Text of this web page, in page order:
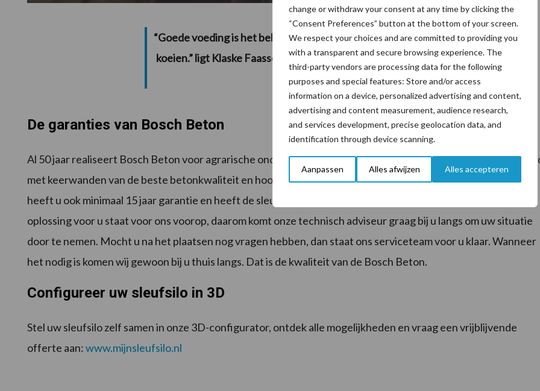
change or withdraw your consent at any time by clicking the
“Consent Preferences” button at the bottom of your screen.
We respect your choices and are committed to providing you
with a transparent and secure browsing experience. The
third-party vendors are processing data for the following
purposes and special features: Store and/or access
information on a device, personalized advertising and content,
advertising and content measurement, audience research,
and services development, precise geolocation data, and
identification through device scanning.
Aanpassen Alles afwijzen Alles accepteren
“Goede voeding is het belangrijkste onderdeel voor goede
koeien.” ligt Klaske Faassen in onderstaande video verder
toe.
De garanties van Bosch Beton
Al 50 jaar realiseert Bosch Beton voor agrarische ondernemingen sleufsilo’s. Onze sleufsilo’s worden
met keerwanden van de beste betonkwaliteit en hoogste zichtklasse die verkrijgbaar is op de markt. Hierdoor
heeft u ook minimaal 15 jaar garantie en heeft de sleufsilo een minimale levensduur van 50 jaar. Een passende
oplossing voor u staat voor ons voorop, daarom komt onze technisch adviseur graag bij u langs om uw situatie
door te nemen. Mocht u na het plaatsen nog vragen hebben, dan staat ons serviceteam voor u klaar. Wanneer
het nodig is komen wij gewoon bij u thuis langs. Dat is de kwaliteit van de Bosch Beton.
Configureer uw sleufsilo in 3D
Stel uw sleufsilo zelf samen in onze 3D-configurator, ontdek alle mogelijkheden en vraag een vrijblijvende
offerte aan:www.mijnsleufsilo.nl